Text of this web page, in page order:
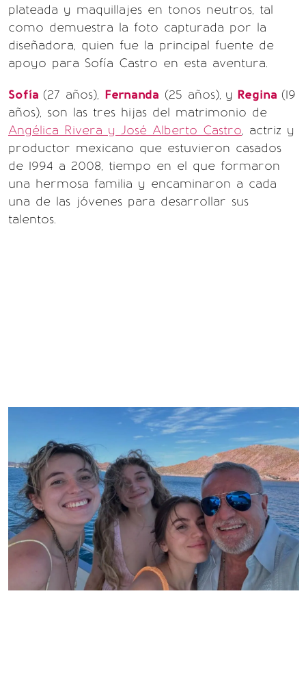
plateada y maquillajes en tonos neutros, tal
como demuestra la foto capturada por la
diseñadora, quien fue la principal fuente de
apoyo para Sofía Castro en esta aventura.
Sofía (27 años), Fernanda (25 años), y Regina (19
años), son las tres hijas del matrimonio de
Angélica Rivera y José Alberto Castro, actriz y
productor mexicano que estuvieron casados
de 1994 a 2008, tiempo en el que formaron
una hermosa familia y encaminaron a cada
una de las jóvenes para desarrollar sus
talentos.